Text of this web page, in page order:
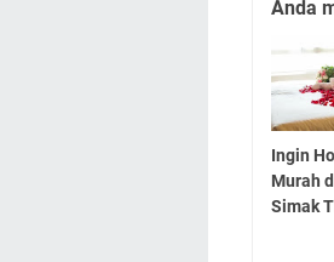
Anda
Ingin
Murah
Simak